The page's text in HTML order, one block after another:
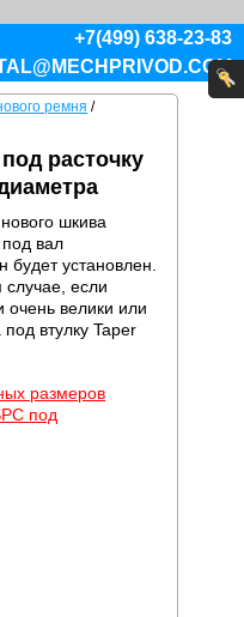
+7(499) 638-23-83
ремня /
расточку
шкива
вал
будет установлен.
случае, если
очень велики или
втулку Taper
размеров
под